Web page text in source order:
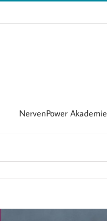
NervenPower Akademie